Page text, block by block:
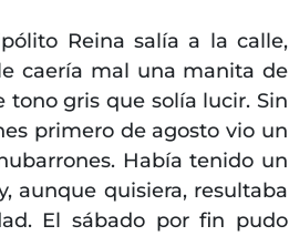
Reina salía a la calle,
caería mal una manita de
tono gris que solía lucir. Sin
primero de agosto vio un
Había tenido un
aunque quisiera, resultaba
El sábado por fin pudo